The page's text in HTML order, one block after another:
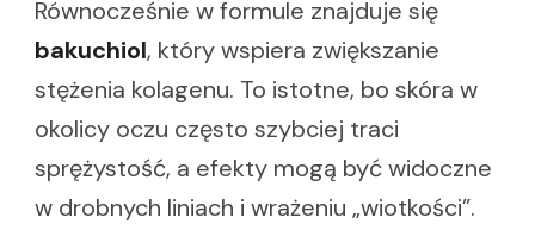
Równocześnie w formule znajduje się
bakuchiol, który wspiera zwiększanie
stężenia kolagenu. To istotne, bo skóra w
okolicy oczu często szybciej traci
sprężystość, a efekty mogą być widoczne
w drobnych liniach i wrażeniu „wiotkości”.